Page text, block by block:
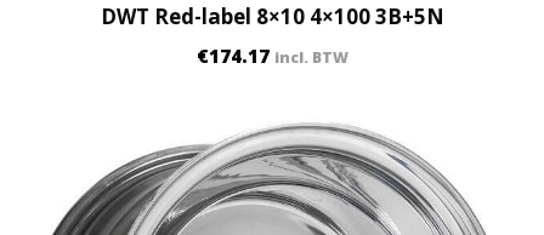
DWT Red-label 8×10 4×100 3B+5N
€174.17 incl. BTW